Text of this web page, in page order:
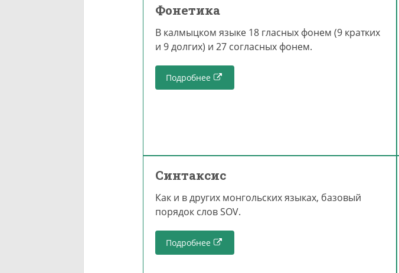
Фонетика
В калмыцком языке 18 гласных фонем (9 кратких
и 9 долгих) и 27 согласных фонем.
Подробнее
Синтаксис
Как и в других монгольских языках, базовый
порядок слов SOV.
Подробнее